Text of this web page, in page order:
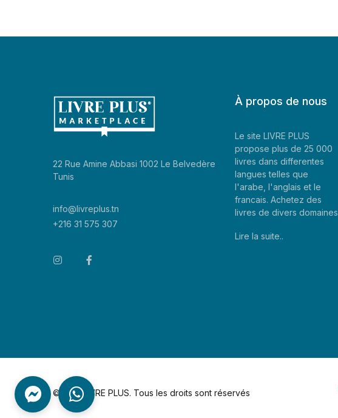
22 Rue Amine Abbasi 1002 Le Belvedère
Tunis
info@livreplus.tn
+216 31 575 307
À propos de nous
Le site LIVRE PLUS
propose plus de 25 000
livres dans differentes
langues telles que
l'arabe, l'anglais et le
francais. Achetez des
livres de divers domaines
Lire la suite..
©2026 LIVRE PLUS. Tous les droits sont réservés